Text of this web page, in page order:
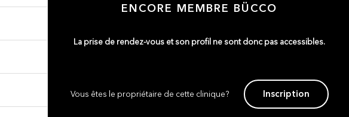
ENCORE MEMBRE BÜCCO
La prise de rendez-vous et son profil ne sont donc pas accessibles.
Vous êtes le propriétaire de cette clinique? Inscription